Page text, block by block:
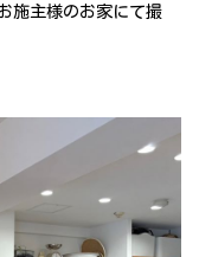
施主様のお家にて撮